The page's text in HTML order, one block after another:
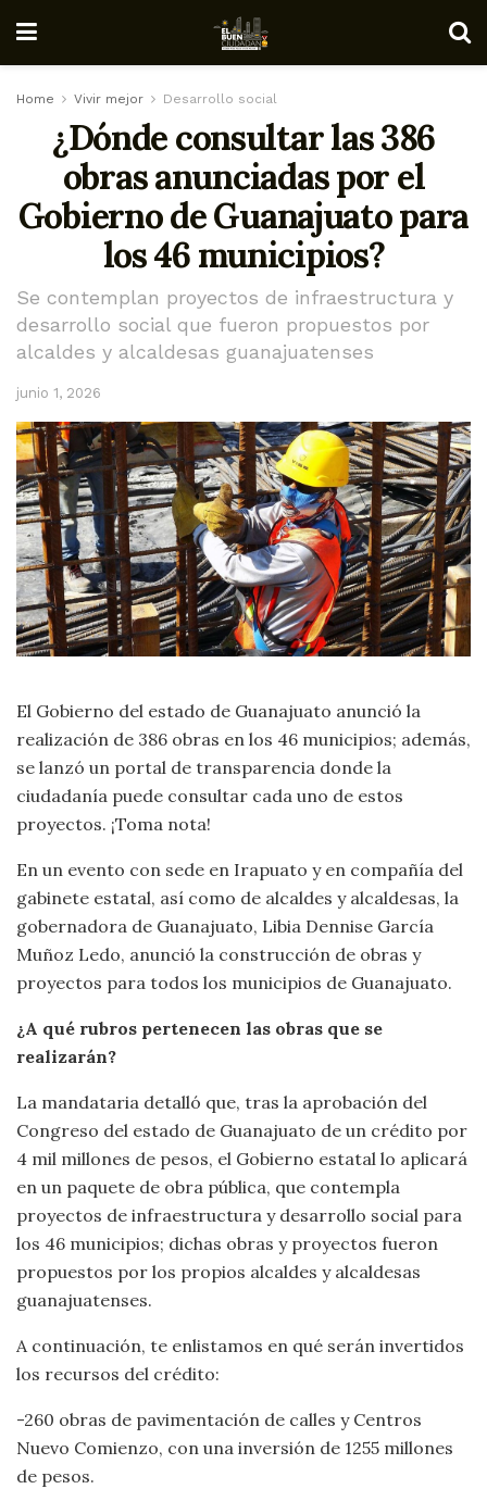
Home Vivir mejor Desarrollo social
¿Dónde consultar las 386
obras anunciadas por el
Gobierno de Guanajuato para
los 46 municipios?
Se contemplan proyectos de infraestructura y
desarrollo social que fueron propuestos por
alcaldes y alcaldesas guanajuatenses
junio 1, 2026
El Gobierno del estado de Guanajuato anunció la
realización de 386 obras en los 46 municipios; además,
se lanzó un portal de transparencia donde la
ciudadanía puede consultar cada uno de estos
proyectos. ¡Toma nota!
En un evento con sede en Irapuato y en compañía del
gabinete estatal, así como de alcaldes y alcaldesas, la
gobernadora de Guanajuato, Libia Dennise García
Muñoz Ledo, anunció la construcción de obras y
proyectos para todos los municipios de Guanajuato.
¿A qué rubros pertenecen las obras que se
realizarán?
La mandataria detalló que, tras la aprobación del
Congreso del estado de Guanajuato de un crédito por
4 mil millones de pesos, el Gobierno estatal lo aplicará
en un paquete de obra pública, que contempla
proyectos de infraestructura y desarrollo social para
los 46 municipios; dichas obras y proyectos fueron
propuestos por los propios alcaldes y alcaldesas
guanajuatenses.
A continuación, te enlistamos en qué serán invertidos
los recursos del crédito:
-260 obras de pavimentación de calles y Centros
Nuevo Comienzo, con una inversión de 1255 millones
de pesos.